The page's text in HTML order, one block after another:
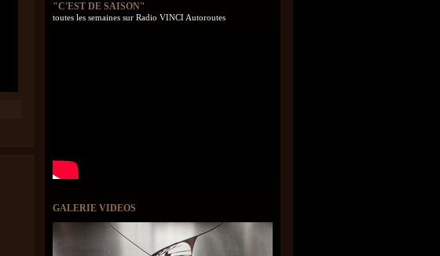
"C'EST DE SAISON"
toutes les semaines sur Radio VINCI Autoroutes
GALERIE VIDEOS